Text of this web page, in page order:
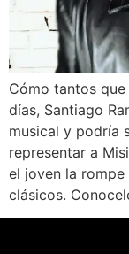
Cómo tantos
días, Santiago
musical y podría
representar a
el joven la
clásicos.